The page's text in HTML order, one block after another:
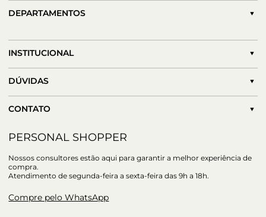
DEPARTAMENTOS
INSTITUCIONAL
DÚVIDAS
CONTATO
PERSONAL SHOPPER
Nossos consultores estão aqui para garantir a melhor experiência de
compra.
Atendimento de segunda-feira a sexta-feira das 9h a 18h.
Compre pelo WhatsApp